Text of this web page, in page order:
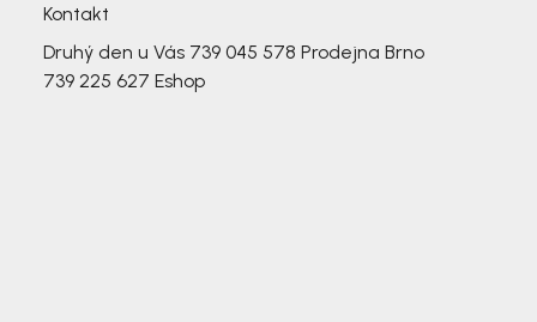
Kontakt
Druhý den u Vás 739 045 578 Prodejna Brno
739 225 627 Eshop